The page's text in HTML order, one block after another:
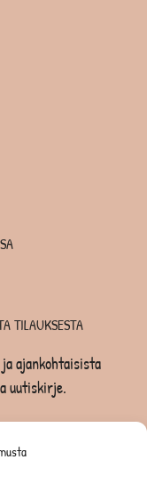
TILAUKSESTA
ajankohtaisista
uutiskirje.